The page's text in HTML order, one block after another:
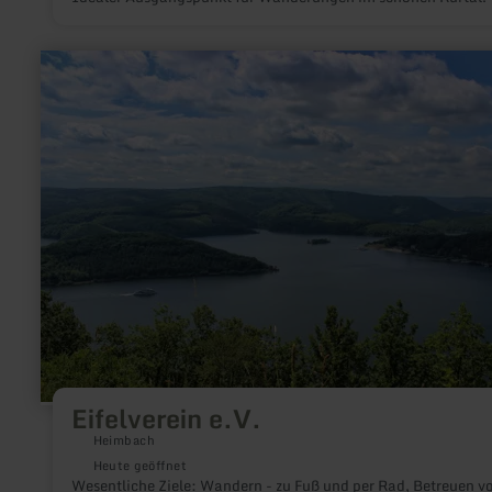
Eifelverein e.V.
Heimbach
Heute geöffnet
Wesentliche Ziele: Wandern - zu Fuß und per Rad, Betreuen
mehr
erfahren